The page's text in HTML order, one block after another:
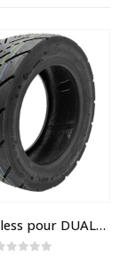
Pneu tubeless pour DUALTRON Thunder